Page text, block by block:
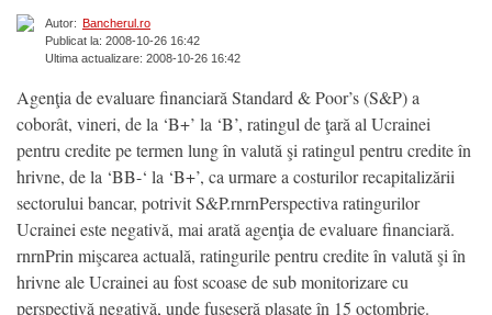
Autor: Bancherul.ro
Publicat la: 2008-10-26 16:42
Ultima actualizare: 2008-10-26 16:42
Agenţia de evaluare financiară Standard & Poor’s (S&P) a
coborât, vineri, de la ‘B+’ la ‘B’, ratingul de ţară al Ucrainei
pentru credite pe termen lung în valută şi ratingul pentru credite în
hrivne, de la ‘BB-‘ la ‘B+’, ca urmare a costurilor recapitalizării
sectorului bancar, potrivit S&P.rnrnPerspectiva ratingurilor
Ucrainei este negativă, mai arată agenţia de evaluare financiară.
rnrnPrin mişcarea actuală, ratingurile pentru credite în valută şi în
hrivne ale Ucrainei au fost scoase de sub monitorizare cu
perspectivă negativă, unde fuseseră plasate în 15 octombrie.